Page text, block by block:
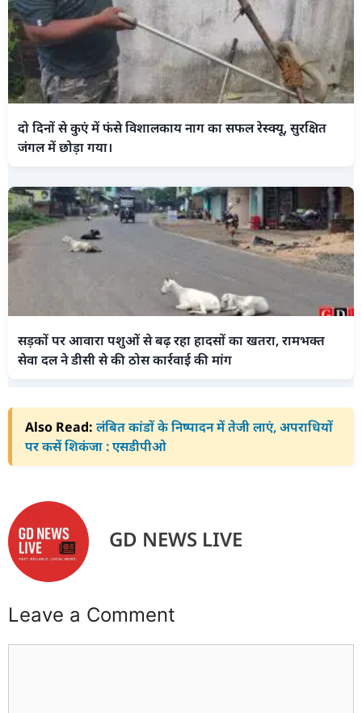
दो दिनों से कुएं में फंसे विशालकाय नाग का सफल रेस्क्यू, सुरक्षित
जंगल में छोड़ा गया।
सड़कों पर आवारा पशुओं से बढ़ रहा हादसों का खतरा, रामभक्त
सेवा दल ने डीसी से की ठोस कार्रवाई की मांग
Also Read: लंबित कांडों के निष्पादन में तेजी लाएं, अपराधियों
पर कसें शिकंजा : एसडीपीओ
GD NEWS LIVE
Leave a Comment